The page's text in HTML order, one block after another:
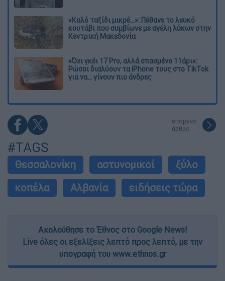
«Καλό ταξίδι μικρέ...»: Πέθανε το λευκό
κουτάβι που συμβίωνε με αγέλη λύκων στην
Κεντρική Μακεδονία
«Όχι γκέι 17 Pro, αλλά σπασμένο 11άρι»:
Ρώσοι διαλύουν τα iPhone τους στο TikTok
για να... γίνουν πιο άνδρες
επόμενο
άρθρο
#TAGS
Θεσσαλονίκη αστυνομικοί
ξύλο
κοπέλα
Αλβανία ειδήσεις τώρα
Ακολούθησε το Έθνος στο Google News!
Live όλες οι εξελίξεις λεπτό προς λεπτό, με την
υπογραφή του www.ethnos.gr